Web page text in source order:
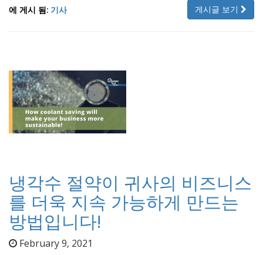
게시글 보기
에 게시 됨: 기사
냉각수 절약이 귀사의 비즈니스
를 더욱 지속 가능하게 만드는
방법입니다!
February 9, 2021